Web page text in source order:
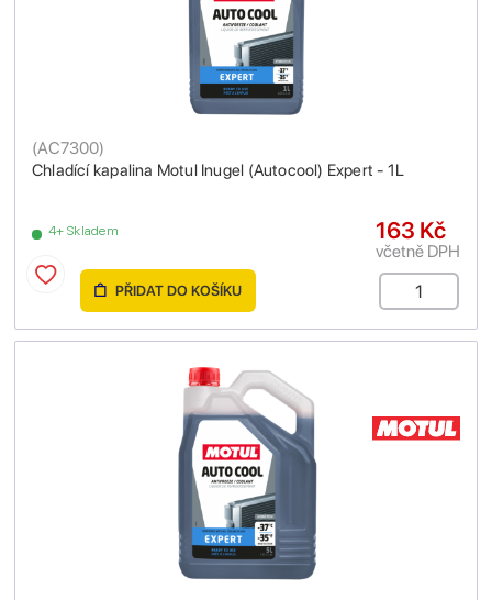
Chladící kapalina Motul Inugel (Autocool) Expert - 1L
(AC7300)
4+ Skladem 163 Kč
včetně DPH
PŘIDAT DO KOŠÍKU